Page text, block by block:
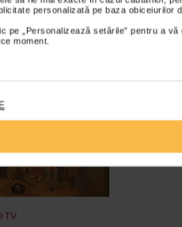
personalizată pe baza obiceiurilor
„Personalizează setările” pentru a vă
moment.
TV